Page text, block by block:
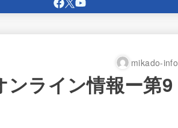
mikado-info
ンライン情報ー第9